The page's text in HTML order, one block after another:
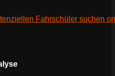
Fahrschüler suchen